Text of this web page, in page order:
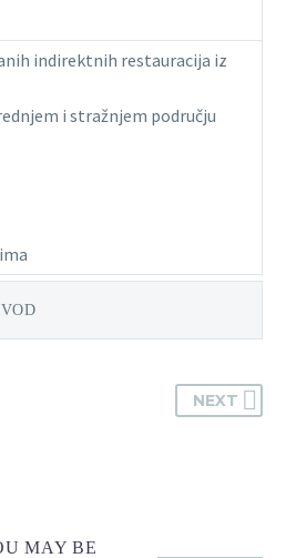
indirektnih restauracija iz
i stražnjem području
NEXT
MAY BE